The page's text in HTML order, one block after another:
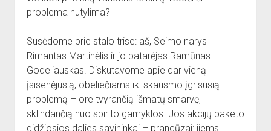
problema nutylima?
Susėdome prie stalo trise: aš, Seimo narys
Rimantas Martinėlis ir jo patarėjas Ramūnas
Godeliauskas. Diskutavome apie dar vieną
įsisenėjusią, obeliečiams iki skausmo įgrisusią
problemą – ore tvyrančią išmatų smarvę,
sklindančią nuo spirito gamyklos. Jos akcijų paketo
didžiosios dalies savininkai – prancūzai: jiems